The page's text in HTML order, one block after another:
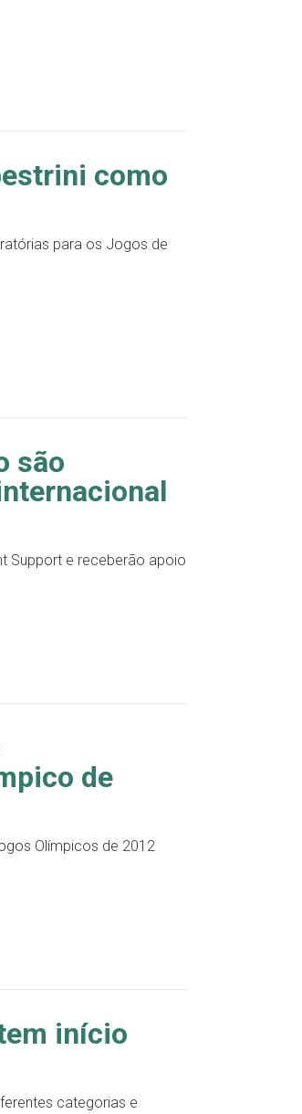
como
para os Jogos de
são
Support e receberão apoio
de
Olímpicos de 2012
início
categorias e